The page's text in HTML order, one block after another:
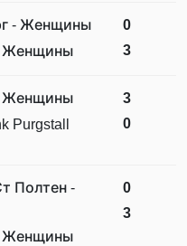
- Женщины
Женщины
0
3
Женщины
Purgstall
3
0
Полтен -
Женщины
0
3